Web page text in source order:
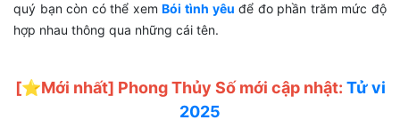
quý bạn còn có thể xemBói tình yêu để đo phần trăm mức độ
hợp nhau thông qua những cái tên.
[⭐️Mới nhất] Phong Thủy Số mới cập nhật: Tử vi
2025